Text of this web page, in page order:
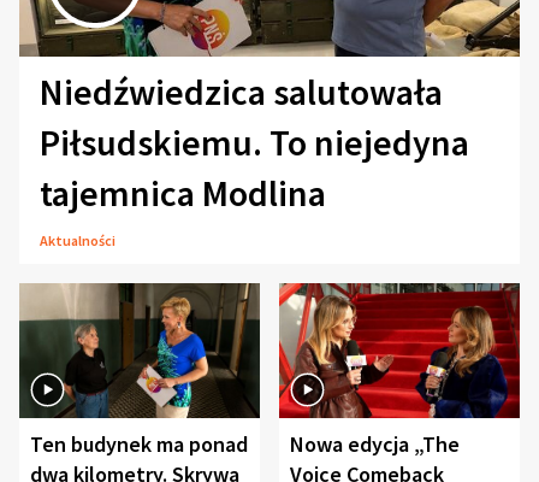
Niedźwiedzica salutowała
Piłsudskiemu. To niejedyna
tajemnica Modlina
Aktualności
Ten budynek ma ponad
dwa kilometry. Skrywa
Nowa edycja „The
Voice Comeback